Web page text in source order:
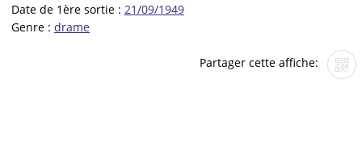
Date de 1ère sortie : 21/09/1949
Genre : drame
Partager cette affiche: